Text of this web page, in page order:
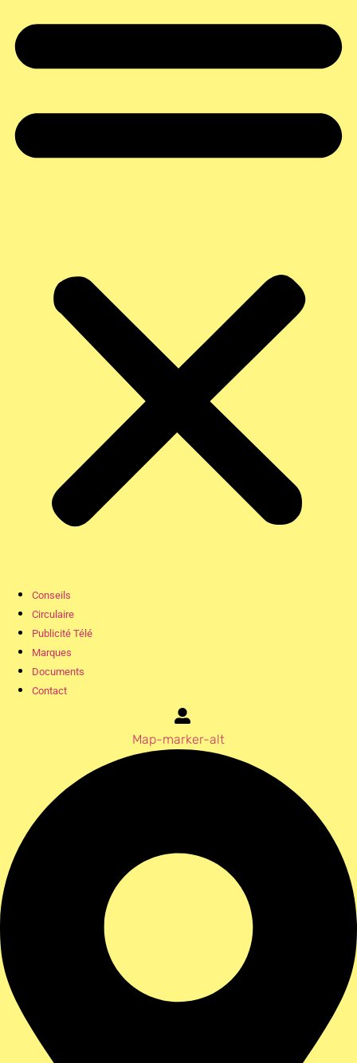
Conseils
Circulaire
Publicité Télé
Marques
Documents
Contact
Map-marker-alt